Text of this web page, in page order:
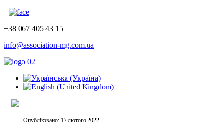
+38 067 405 43 15
info@association-mg.com.ua
Опубліковано: 17 лютого 2022